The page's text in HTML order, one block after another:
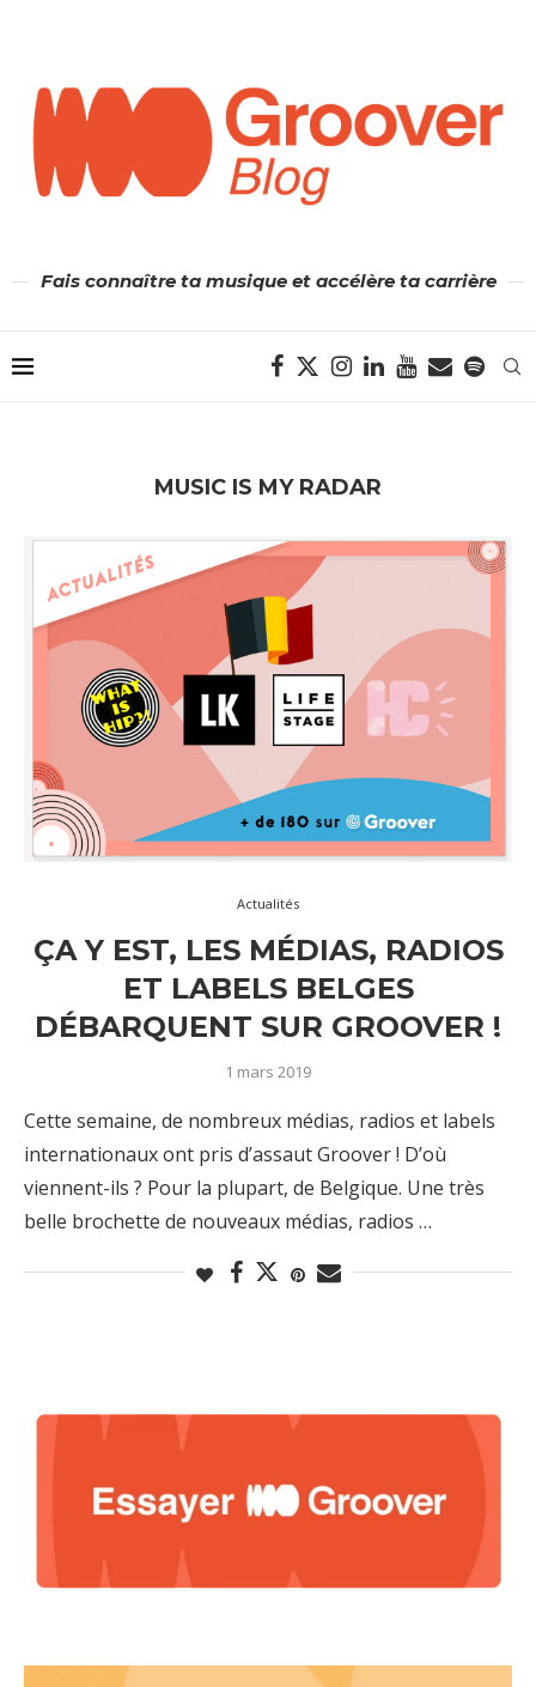
Fais connaître ta musique et accélère ta carrière
MUSIC IS MY RADAR
Actualités
ÇA Y EST, LES MÉDIAS, RADIOS
ET LABELS BELGES
DÉBARQUENT SUR GROOVER !
1 mars 2019
Cette semaine, de nombreux médias, radios et labels
internationaux ont pris d’assaut Groover ! D’où
viennent-ils ? Pour la plupart, de Belgique. Une très
belle brochette de nouveaux médias, radios …